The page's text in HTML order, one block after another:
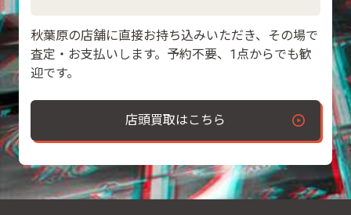
秋葉原の店舗に直接お持ち込みいただき、その場で
査定・お支払いします。予約不要、1点からでも歓
迎です。
店頭買取はこちら